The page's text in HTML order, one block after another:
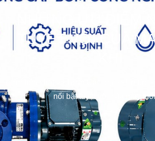
NHỮNG ƯU ĐIỂM
TUYỆT VỜI CỦA
nổi bật tuyệt vời của máy